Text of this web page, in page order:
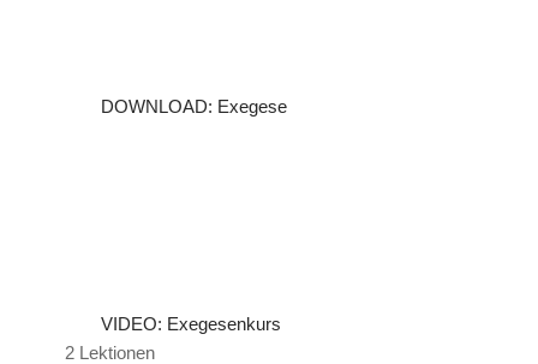
DOWNLOAD: Exegese
VIDEO: Exegesenkurs
2 Lektionen